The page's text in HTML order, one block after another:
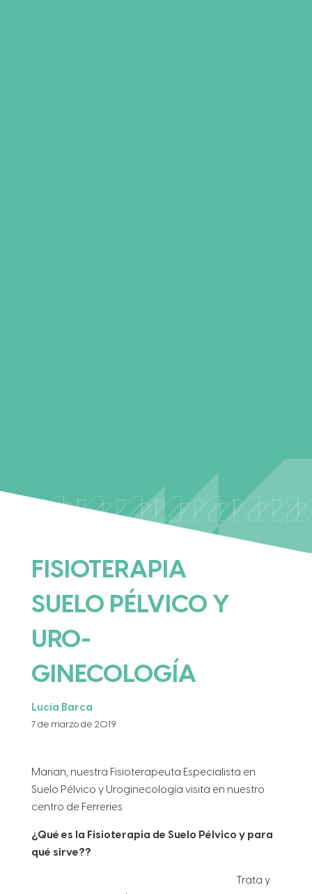
FISIOTERAPIA
SUELO PÉLVICO Y
URO-
GINECOLOGÍA
Lucía Barca
7 de marzo de 2019
Marian, nuestra Fisioterapeuta Especialista en
Suelo Pélvico y Uroginecología visita en nuestro
centro de Ferreries
¿Qué es la Fisioterapia de Suelo Pélvico y para
qué sirve??
Trata y